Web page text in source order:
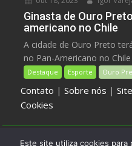
Ginasta de Ouro
americano no Chile
A cidade de Ouro Preto
no Pan-Americano no
Destaque Esporte Ouro
Contato |Sobre nós |
Cookies
Este site utiliza cookies para